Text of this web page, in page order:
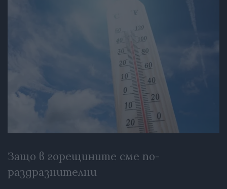
Защо в горещините сме по-
раздразнителни